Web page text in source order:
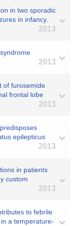
in two sporadic
in infancy.
2013
2013
of furosemide
frontal lobe
2013
epilepticus
2013
in patients
custom
2013
to febrile
a temperature-